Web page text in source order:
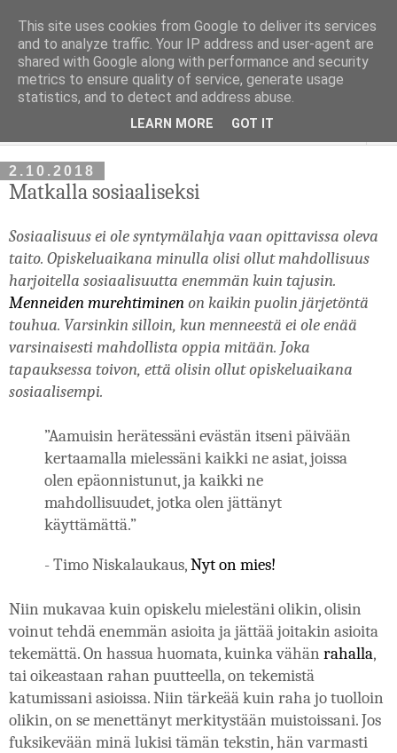
Rautaa rajalta
Itsensä kehittäminen. Itsensä hyväksyminen. Mukavampi elämä.
2.10.2018
Matkalla sosiaaliseksi
Sosiaalisuus ei ole syntymälahja vaan opittavissa oleva
taito. Opiskeluaikana minulla olisi ollut mahdollisuus
Menneiden murehtiminen on kaikin puolin järjetöntä
touhua. Varsinkin silloin, kun menneestä ei ole enää
varsinaisesti mahdollista oppia mitään. Joka
tapauksessa toivon, että olisin ollut opiskeluaikana
sosiaalisempi.
”Aamuisin herätessäni evästän itseni päivään
kertaamalla mielessäni kaikki ne asiat, joissa
olen epäonnistunut, ja kaikki ne
mahdollisuudet, jotka olen jättänyt
käyttämättä.”
- Timo Niskalaukaus, Nyt on mies!
Niin mukavaa kuin opiskelu mielestäni olikin, olisin
voinut tehdä enemmän asioita ja jättää joitakin asioita
tekemättä. On hassua huomata, kuinka vähän rahalla,
tai oikeastaan rahan puutteella, on tekemistä
katumissani asioissa. Niin tärkeää kuin raha jo tuolloin
olikin, on se menettänyt merkitystään muistoissani. Jos
fuksikevään minä lukisi tämän tekstin, hän varmasti
This site uses cookies from Google to deliver its services
and to analyze traffic. Your IP address and user-agent are
shared with Google along with performance and security
metrics to ensure quality of service, generate usage
statistics, and to detect and address abuse.
LEARN MORE GOT IT